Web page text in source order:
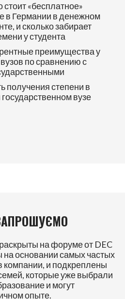
стоит «бесплатное»
в Германии в денежном
и сколько забирает
у студента
преимущества у
по сравнению с
получения степени в
вузе
на форуме от DEC
основании самых частых
компании, и подкреплены
которые уже выбрали
и могут
опыте.